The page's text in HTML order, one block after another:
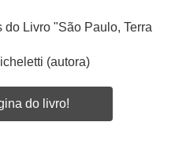
do Livro "São Paulo, Terra
(autora)
do livro!